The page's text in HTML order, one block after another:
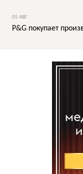
05 АВГ
P&G покупает